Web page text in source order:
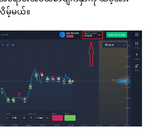
လိမ့်မယ်။